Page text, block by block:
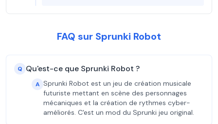
FAQ sur Sprunki Robot
Q Qu'est-ce que Sprunki Robot ?
A Sprunki Robot est un jeu de création musicale
futuriste mettant en scène des personnages
mécaniques et la création de rythmes cyber-
améliorés. C'est un mod du Sprunki jeu original.